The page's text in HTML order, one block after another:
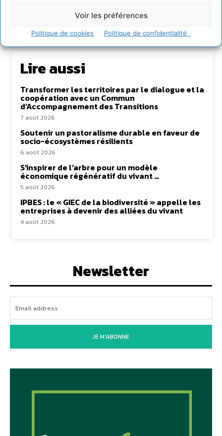
Voir les préférences
Politique de cookies Politique de confidentialité
Lire aussi
Transformer les territoires par le dialogue et la
coopération avec un Commun
d’Accompagnement des Transitions
7 août 2026
Soutenir un pastoralisme durable en faveur de
socio-écosystèmes résilients
6 août 2026
S’inspirer de l’arbre pour un modèle
économique régénératif du vivant …
5 août 2026
IPBES : le « GIEC de la biodiversité » appelle les
entreprises à devenir des alliées du vivant
4 août 2026
Newsletter
JE M'ABONNE